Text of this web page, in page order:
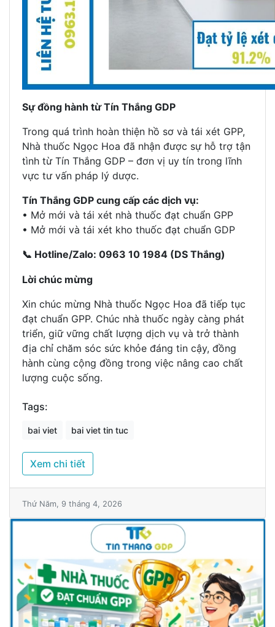
Sự đồng hành từ Tín Thắng GDP
Trong quá trình hoàn thiện hồ sơ và tái xét GPP,
Nhà thuốc Ngọc Hoa đã nhận được sự hỗ trợ tận
tình từ Tín Thắng GDP – đơn vị uy tín trong lĩnh
vực tư vấn pháp lý dược.
Tín Thắng GDP cung cấp các dịch vụ:
• Mở mới và tái xét nhà thuốc đạt chuẩn GPP
• Mở mới và tái xét kho thuốc đạt chuẩn GDP
📞 Hotline/Zalo: 0963 10 1984 (DS Thắng)
Lời chúc mừng
Xin chúc mừng Nhà thuốc Ngọc Hoa đã tiếp tục
đạt chuẩn GPP. Chúc nhà thuốc ngày càng phát
triển, giữ vững chất lượng dịch vụ và trở thành
địa chỉ chăm sóc sức khỏe đáng tin cậy, đồng
hành cùng cộng đồng trong việc nâng cao chất
lượng cuộc sống.
Tags:
bai viet bai viet tin tuc
Xem chi tiết
Thứ Năm, 9 tháng 4, 2026